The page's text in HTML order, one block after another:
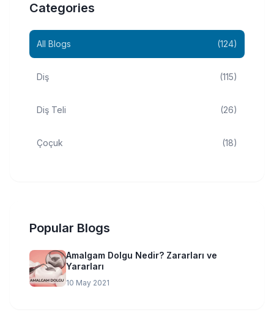
Categories
All Blogs (124)
Diş (115)
Diş Teli (26)
Çoçuk (18)
Popular Blogs
Amalgam Dolgu Nedir? Zararları ve
Yararları
10 May 2021